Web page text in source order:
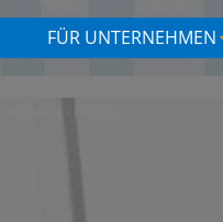
FÜR UNTERNEHMEN